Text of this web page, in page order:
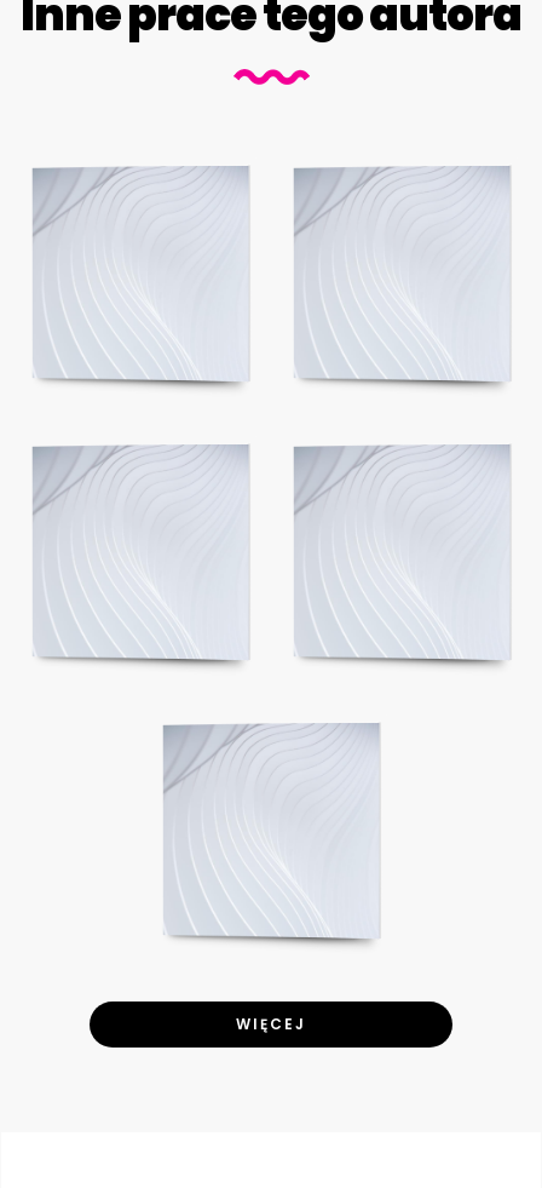
Inne prace tego autora
WIĘCEJ